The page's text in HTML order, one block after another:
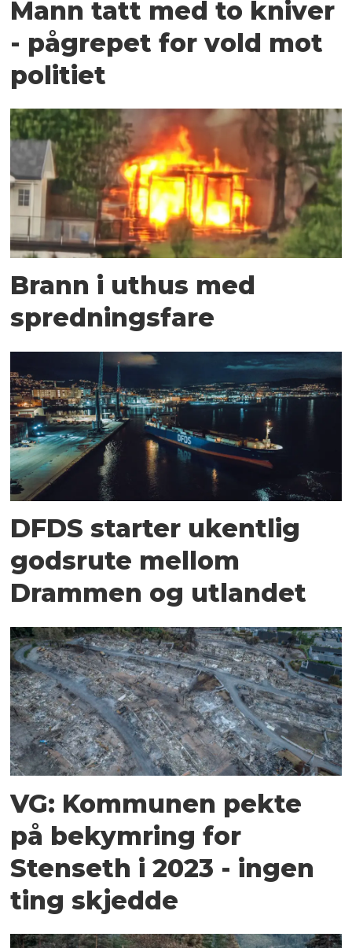
Mann tatt med to kniver
- pågrepet for vold mot
politiet
Brann i uthus med
spredningsfare
DFDS starter ukentlig
godsrute mellom
Drammen og utlandet
VG: Kommunen pekte
på bekymring for
Stenseth i 2023 - ingen
ting skjedde